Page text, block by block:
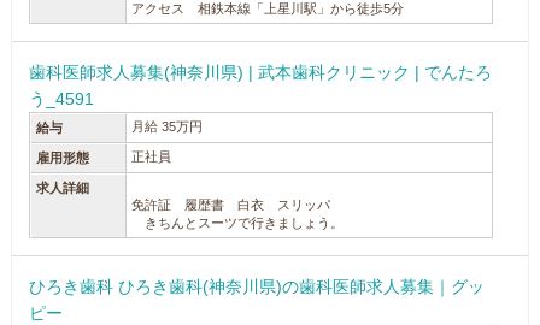
アクセス 相鉄本線「上星川駅」から徒歩5分
歯科医師求人募集(神奈川県) | 武本歯科クリニック | でんたろ
う_4591
給与 月給 35万円
雇用形態 正社員
求人詳細
免許証 履歴書 白衣 スリッパ
きちんとスーツで行きましょう。
ひろき歯科 ひろき歯科(神奈川県)の歯科医師求人募集｜グッ
ピー